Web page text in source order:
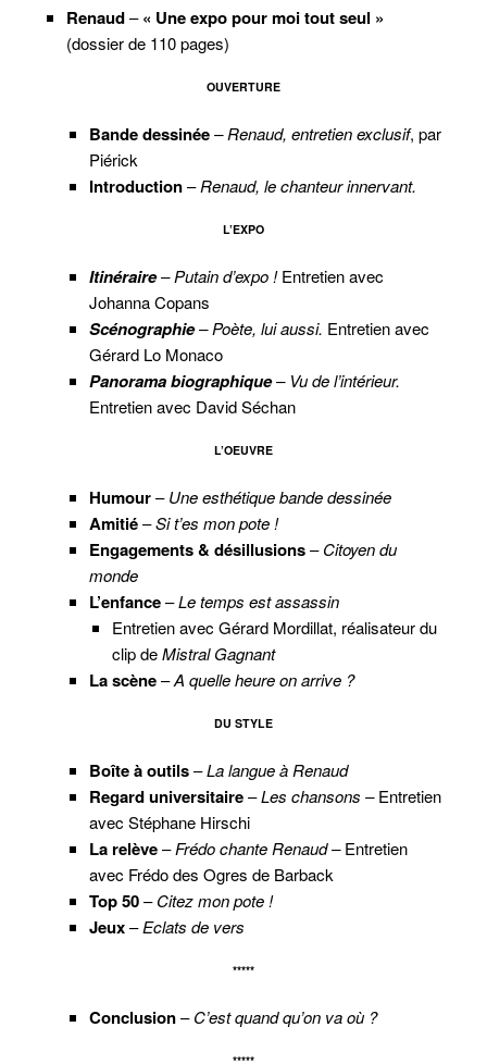
Renaud–« Une expo pour moi tout seul »
(dossier de 110 pages)
OUVERTURE
Bande dessinée– Renaud, entretien exclusif, par
Piérick
Introduction–Renaud, le chanteur innervant.
L’EXPO
Itinéraire– Putain d’expo !Entretien avec
Johanna Copans
Scénographie– Poète, lui aussi. Entretien avec
Gérard Lo Monaco
Panorama biographique– Vu de l’intérieur.
Entretien avec David Séchan
L’OEUVRE
Humour–Une esthétique bande dessinée
Amitié–Si t’es mon pote !
Engagements & désillusions–Citoyen du
monde
L’enfance–Le temps est assassin
Entretien avec Gérard Mordillat, réalisateur du
clip deMistral Gagnant
La scène–A quelle heure on arrive ?
DU STYLE
Boîte à outils–La langue à Renaud
Regard universitaire–Les chansons –Entretien
avec Stéphane Hirschi
La relève–Frédo chante Renaud –Entretien
avec Frédo des Ogres de Barback
Top 50–Citez mon pote !
Jeux–Eclats de vers
*****
Conclusion–C’est quand qu’on va où ?
*****